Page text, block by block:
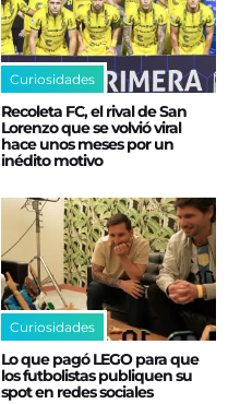
Curiosidades
Recoleta FC, el rival de San
Lorenzo que se volvió viral
hace unos meses por un
inédito motivo
Curiosidades
Lo que pagó LEGO para que
los futbolistas publiquen su
spot en redes sociales